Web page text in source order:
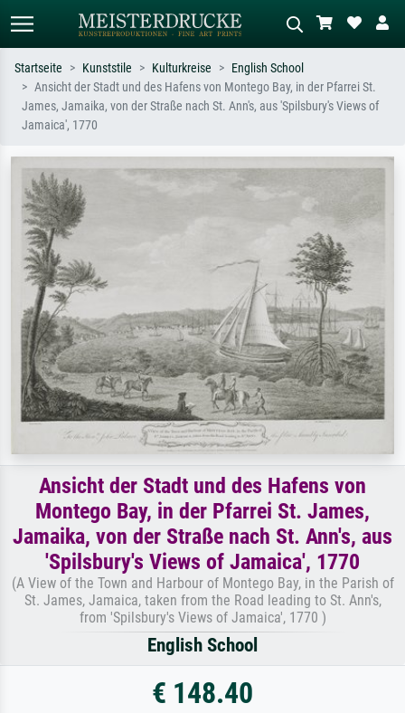
Standardsuche KI-Bildersuche
Suchen Sie nach Künstlern, Werktiteln
Sternennacht, Impressionismus, Welle
Hokusai, Akt.
Ölgemälde, Stehender Akt neben einem
Startseite Kunststile Kulturkreise
English School
Ansicht der Stadt und des Hafens von Montego Bay, in der Pfarrei St.
James, Jamaika, von der Straße nach St. Ann's, aus 'Spilsbury's Views of
Jamaica', 1770
Ansicht der Stadt und des Hafens von
Montego Bay, in der Pfarrei St. James,
Jamaika, von der Straße nach St. Ann's, aus
'Spilsbury's Views of Jamaica', 1770
(A View of the Town and Harbour of Montego Bay, in the Parish of
St. James, Jamaica, taken from the Road leading to St. Ann's,
from 'Spilsbury's Views of Jamaica', 1770 )
English School
€ 148.40